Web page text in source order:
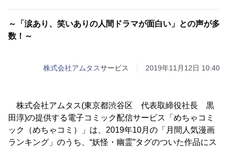
～「涙あり、笑いありの人間ドラマが面白い」との声が多
数！～
株式会社アムタスサービス 2019年11月12日 10:40
株式会社アムタス(東京都渋谷区 代表取締役社長 黒
田淳)の提供する電子コミック配信サービス「めちゃコミ
ック（めちゃコミ）」は、2019年10月の「月間人気漫画
ランキング」のうち、“妖怪・幽霊”タグのついた作品にス